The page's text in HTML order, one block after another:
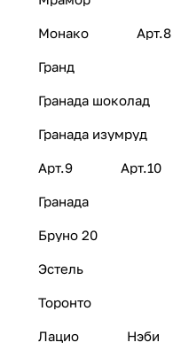
Монако Арт.8
Гранд
Гранада шоколад
Гранада изумруд
Арт.9 Арт.10
Гранада
Бруно 20
Эстель
Торонто
Лацио Нэби